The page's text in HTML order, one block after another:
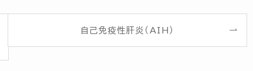
自己免疫性肝炎（AIH）